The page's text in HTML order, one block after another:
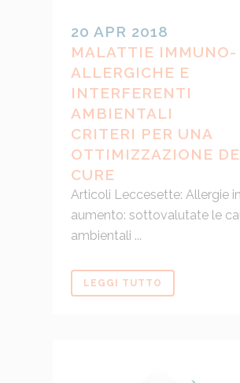
20 APR 2018
MALATTIE IMMUNO-
ALLERGICHE E
INTERFERENTI
AMBIENTALI
CRITERI PER UNA
OTTIMIZZAZIONE
CURE
Articoli Leccesette: Allergie in
aumento: sottovalutate le
ambientali ...
LEGGI TUTTO